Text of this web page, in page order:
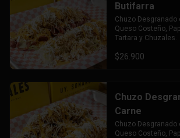
Butifarra
Chuzo Desgranado
Queso Costeño,
Tartara y Chuzales.
$26.900
Chuzo
Carne
Chuzo Desgranado
Queso Costeño,